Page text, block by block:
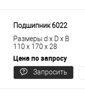
Подшипник 6022
Размеры d x D x B
110 x 170 x 28
Цена по запросу
Запросить